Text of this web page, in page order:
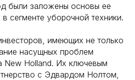
были заложены основы ее
сегменте уборочной техники.
имеющих не только
насущных проблем
New Holland. Их ключевым
с Эдвардом Нолтом,